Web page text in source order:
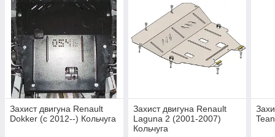
Захист двигуна Renault
Dokker (c 2012--) Кольчуга
Захист двигуна Renault
Laguna 2 (2001-2007)
Кольчуга